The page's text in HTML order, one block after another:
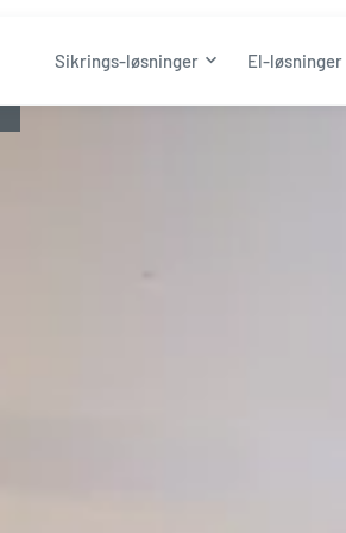
Sikrings-løsninger El-løsninger